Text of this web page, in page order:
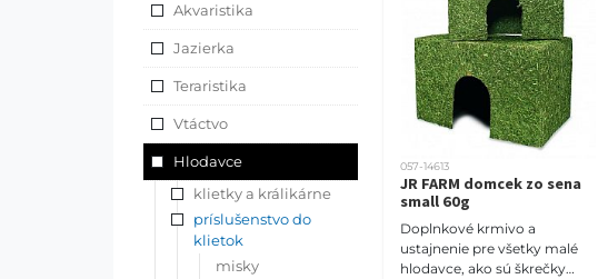
Akvaristika
Jazierka
Teraristika
Vtáctvo
Hlodavce
klietky a králikárne
príslušenstvo do
klietok
misky
057-14613
JR FARM domcek zo sena
small 60g
Doplnkové krmivo a
ustajnenie pre všetky malé
hlodavce, ako sú škrečky